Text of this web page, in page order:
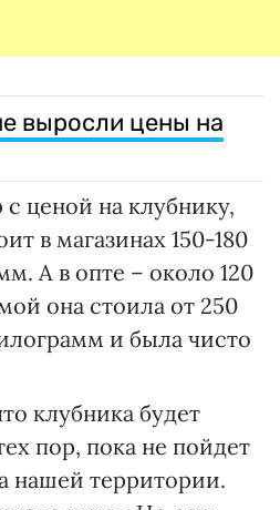
выросли цены на
ценой на клубнику,
в магазинах 150-180
А в опте – около 120
она стоила от 250
и была чисто
клубника будет
пор, пока не пойдет
нашей территории.